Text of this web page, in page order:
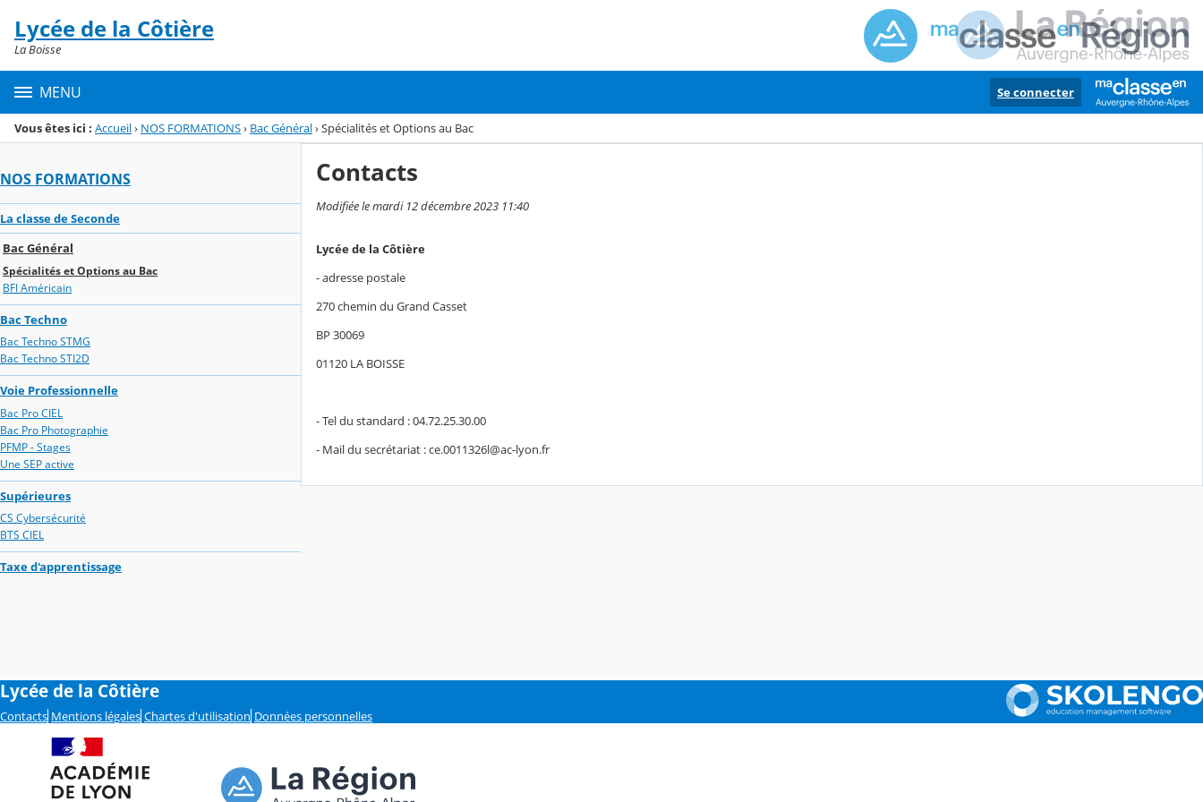
Menu de la rubrique
Contenu
Lycée de la Côtière
La Boisse
MENU Se connecter
Vous êtes ici : Accueil› NOS FORMATIONS› Bac Général›Spécialités et Options au Bac
NOS FORMATIONS
La classe de Seconde
Bac Général
Spécialités et Options au Bac
BFI Américain
Bac Techno
Bac Techno STMG
Bac Techno STI2D
Voie Professionnelle
Bac Pro CIEL
Bac Pro Photographie
PFMP - Stages
Une SEP active
Supérieures
CS Cybersécurité
BTS CIEL
Taxe d'apprentissage
Contacts
Modifiée le mardi 12 décembre 2023 11:40
Lycée de la Côtière
- adresse postale
270 chemin du Grand Casset
BP 30069
01120 LA BOISSE
- Tel du standard : 04.72.25.30.00
- Mail du secrétariat : ce.0011326l@ac-lyon.fr
Lycée de la Côtière
Contacts Mentions légales Chartes d'utilisation Données personnelles